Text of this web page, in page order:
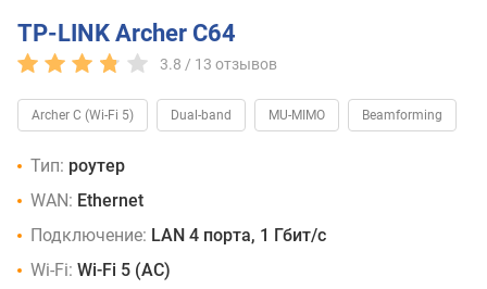
TP-LINK Archer C64
3.8 / 13 отзывов
Archer C (Wi-Fi 5) Dual-band MU-MIMO Beamforming
Тип: роутер
WAN: Ethernet
Подключение: LAN 4 порта, 1 Гбит/с
Wi-Fi: Wi-Fi 5 (AC)